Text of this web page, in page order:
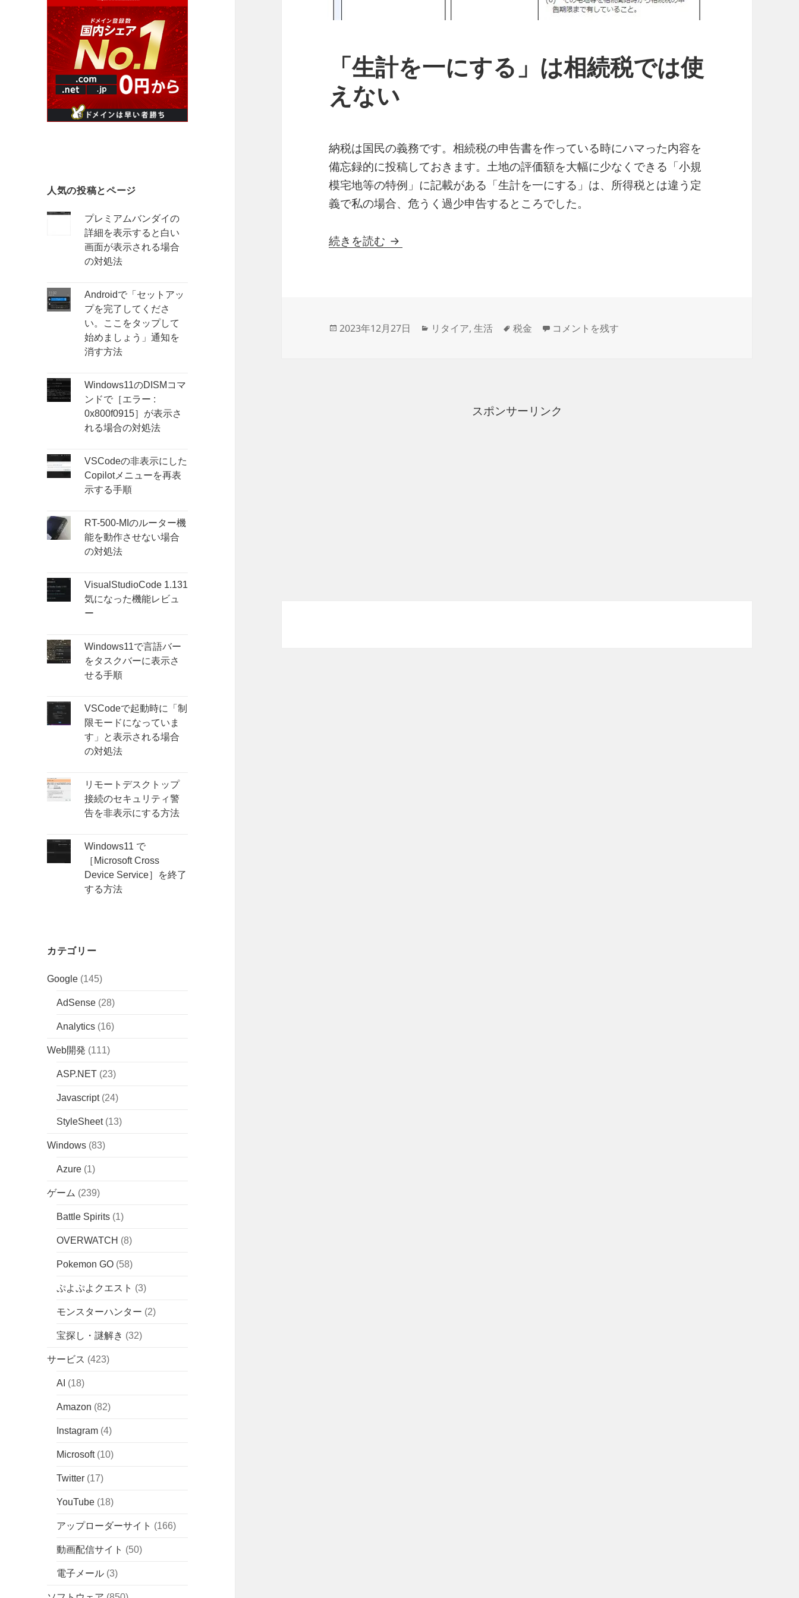
人気の投稿とページ
プレミアムバンダイの
詳細を表示すると白い
画面が表示される場合
の対処法
Androidで「セットアッ
プを完了してくださ
い。ここをタップして
始めましょう」通知を
消す方法
Windows11のDISMコマ
ンドで［エラー :
0x800f0915］が表示さ
れる場合の対処法
VSCodeの非表示にした
Copilotメニューを再表
示する手順
RT-500-MIのルーター機
能を動作させない場合
の対処法
VisualStudioCode 1.131
気になった機能レビュ
ー
Windows11で言語バー
をタスクバーに表示さ
せる手順
VSCodeで起動時に「制
限モードになっていま
す」と表示される場合
の対処法
リモートデスクトップ
接続のセキュリティ警
告を非表示にする方法
Windows11 で
［Microsoft Cross
Device Service］を終了
する方法
カテゴリー
Google (145)
AdSense (28)
Analytics (16)
Web開発 (111)
ASP.NET (23)
Javascript(24)
StyleSheet(13)
Windows (83)
Azure (1)
ゲーム (239)
Battle Spirits (1)
OVERWATCH (8)
Pokemon GO (58)
ぷよぷよクエスト (3)
モンスターハンター (2)
宝探し・謎解き (32)
サービス (423)
AI (18)
Amazon (82)
Instagram (4)
Microsoft(10)
Twitter (17)
YouTube (18)
アップローダーサイト (166)
動画配信サイト (50)
電子メール (3)
「生計を一にする」は相続税では使
えない
納税は国民の義務です。相続税の申告書を作っている時にハマった内容を
備忘録的に投稿しておきます。土地の評価額を大幅に少なくできる「小規
模宅地等の特例」に記載がある「生計を一にする」は、所得税とは違う定
義で私の場合、危うく過少申告するところでした。
続きを読む 「生計を一にする」は相続税では使えない
投
2023年12月27日
カ
リタイア,生活
タ
税金 「生計を一にする」は相続税では使えない に
コメントを残す
スポンサーリンク